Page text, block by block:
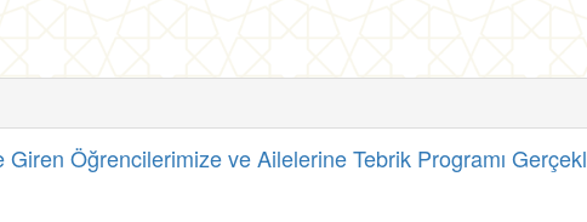
Öğrencilerimize ve Ailelerine Tebrik Programı